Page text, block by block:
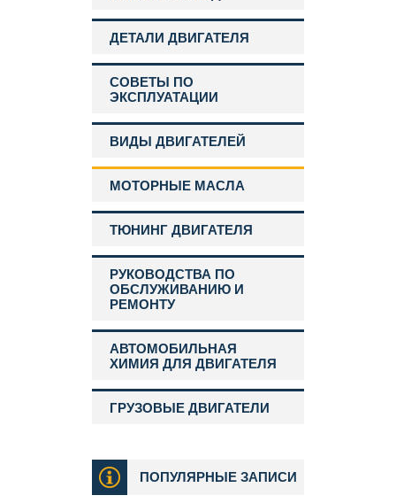
ДЕТАЛИ ДВИГАТЕЛЯ
СОВЕТЫ ПО
ЭКСПЛУАТАЦИИ
ВИДЫ ДВИГАТЕЛЕЙ
МОТОРНЫЕ МАСЛА
ТЮНИНГ ДВИГАТЕЛЯ
РУКОВОДСТВА ПО
ОБСЛУЖИВАНИЮ И
РЕМОНТУ
АВТОМОБИЛЬНАЯ
ХИМИЯ ДЛЯ ДВИГАТЕЛЯ
ГРУЗОВЫЕ ДВИГАТЕЛИ
ПОПУЛЯРНЫЕ ЗАПИСИ